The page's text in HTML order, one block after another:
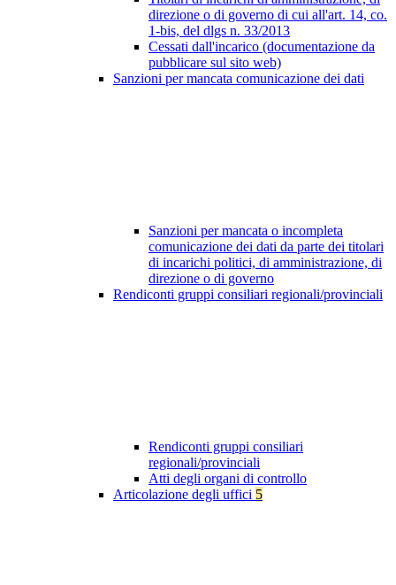
direzione o di governo di cui all'art. 14, co.
1-bis, del dlgs n. 33/2013
Cessati dall'incarico (documentazione da
pubblicare sul sito web)
Sanzioni per mancata comunicazione dei dati
Sanzioni per mancata o incompleta
comunicazione dei dati da parte dei titolari
di incarichi politici, di amministrazione, di
direzione o di governo
Rendiconti gruppi consiliari regionali/provinciali
Rendiconti gruppi consiliari
regionali/provinciali
Atti degli organi di controllo
Articolazione degli uffici 5